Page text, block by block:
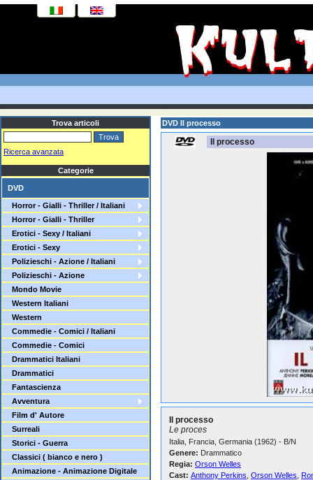
Trova articoli
Ricerca avanzata
Categorie
DVD
Horror - Gialli - Thriller / Italiani
Horror - Gialli - Thriller
Erotici - Sexy / Italiani
Erotici - Sexy
Polizieschi - Azione / Italiani
Polizieschi - Azione
Mondo Movie
Western Italiani
Western
Commedie - Comici / Italiani
Commedie - Comici
Drammatici Italiani
Drammatici
Fantascienza
Avventura
Film d' Autore
Surreali
Storici - Guerra
Classici ( bianco e nero )
Animazione - Animazione Digitale
DVD Il processo
Il processo
Il processo
Le proces
Italia, Francia, Germania (1962) - B/N
Genere: Drammatico
Regia: Orson Welles
Cast: Anthony Perkins Orson Welles